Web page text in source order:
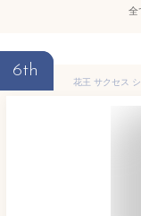
全
6th
花王 サクセス